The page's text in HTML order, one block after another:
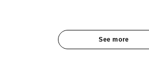
See more